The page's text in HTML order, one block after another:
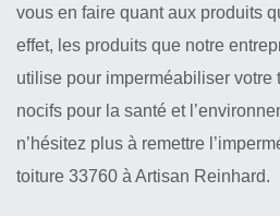
vous en faire quant aux produits
effet, les produits que notre
utilise pour imperméabiliser votre
nocifs pour la santé et
n’hésitez plus à remettre
toiture 33760 à Artisan Reinhard.